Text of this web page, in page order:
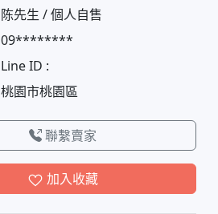
陈先生 / 個人自售
09********
Line ID :
桃園市桃園區
聯繫賣家
加入收藏